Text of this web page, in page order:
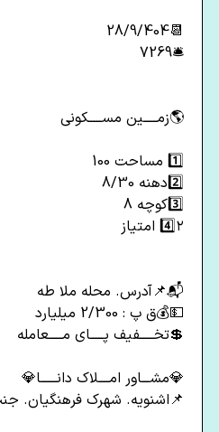
📆28/9/404
🛎️7269
🌎زمـــــین مســـــکونی
1️⃣ مساحت 100
2️⃣دهنه 8/30
3️⃣کوچه 8
4️⃣۲ امتیاز
📬📌آدرس. محله ملا طه
💵💰ق پ : 2/300 میلیارد
💲تخـــــفیف پـــــای مـــــعامله
💎مشـــاور امــــلاک دانــــــا💎
📌اشنویه. شهرک فرهنگیان.